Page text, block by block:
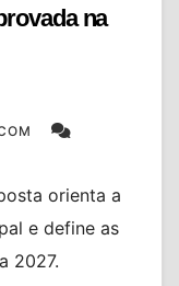
na
orienta a
e define as
2027.